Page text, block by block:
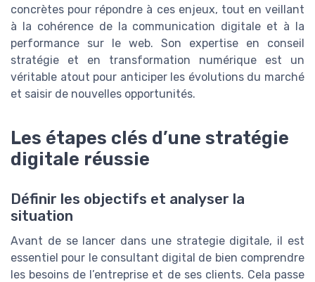
concrètes pour répondre à ces enjeux, tout en veillant
à la cohérence de la communication digitale et à la
performance sur le web. Son expertise en conseil
stratégie et en transformation numérique est un
véritable atout pour anticiper les évolutions du marché
et saisir de nouvelles opportunités.
Les étapes clés d’une stratégie
digitale réussie
Définir les objectifs et analyser la
situation
Avant de se lancer dans une strategie digitale, il est
essentiel pour le consultant digital de bien comprendre
les besoins de l’entreprise et de ses clients. Cela passe